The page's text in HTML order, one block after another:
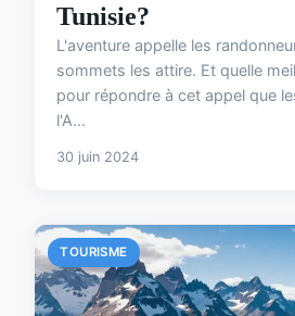
Tunisie?
L'aventure appelle les
sommets les attire. Et quelle
pour répondre à cet appel que
l'A...
30 juin 2024
TOURISME